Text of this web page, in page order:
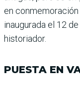
en
inaugu­rada el 12
historiador.
PUESTA EN